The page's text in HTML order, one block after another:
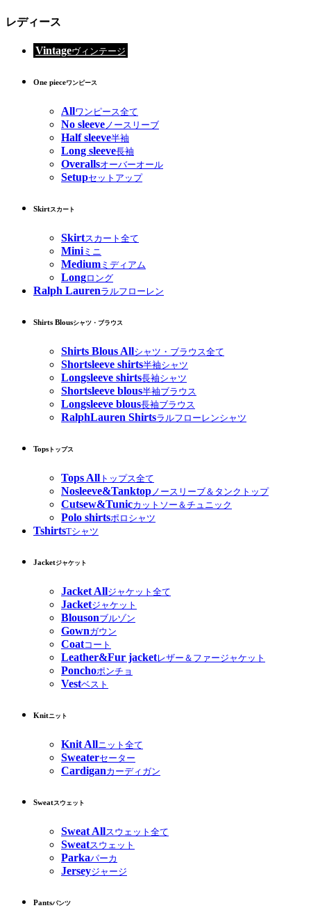
レディース
Vintageヴィンテージ
One pieceワンピース
Allワンピース全て
No sleeveノースリーブ
Half sleeve半袖
Long sleeve長袖
Overallsオーバーオール
Setupセットアップ
Skirtスカート
Skirtスカート全て
Miniミニ
Medium ミディアム
Longロング
Ralph Laurenラルフローレン
Shirts Blousシャツ・ブラウス
Shirts Blous Allシャツ・ブラウス全て
Shortsleeve shirts半袖シャツ
Longsleeve shirts長袖シャツ
Shortsleeve blous半袖ブラウス
Longsleeve blous長袖ブラウス
RalphLauren Shirtsラルフローレンシャツ
Tops トップス
Tops All トップス全て
Nosleeve&Tanktop ノースリーブ＆タンクトップ
Cutsew&Tunicカットソー＆チュニック
Polo shirtsポロシャツ
TshirtsTシャツ
Jacketジャケット
Jacket Allジャケット全て
Jacketジャケット
Blousonブルゾン
Gownガウン
Coatコート
Leather&Fur jacketレザー＆ファージャケット
Ponchoポンチョ
Vestベスト
Knitニット
Knit Allニット全て
Sweaterセーター
Cardiganカーディガン
Sweatスウェット
Sweat Allスウェット全て
Sweatスウェット
Parkaパーカ
Jerseyジャージ
Pantsパンツ